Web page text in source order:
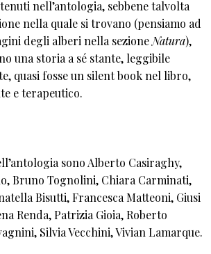
nell’antologia, sebbene talvolta
nella quale si trovano (pensiamo ad
degli alberi nella sezione Natura),
una storia a sé stante, leggibile
quasi fosse un silent book nel libro,
e terapeutico.
sono Alberto Casiraghy,
Bruno Tognolini, Chiara Carminati,
Bisutti, Francesca Matteoni, Giusi
Renda, Patrizia Gioia, Roberto
Silvia Vecchini, Vivian Lamarque.